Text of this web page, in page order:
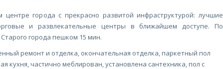
города с прекрасно развитой инфраструктурой: лучшие
и развлекательные центры в ближайшем доступе. По
города пешком 15 мин.
ремонт и отделка, окончательная отделка, паркетный пол
кухня, частично меблирован, установлена сантехника, пол с